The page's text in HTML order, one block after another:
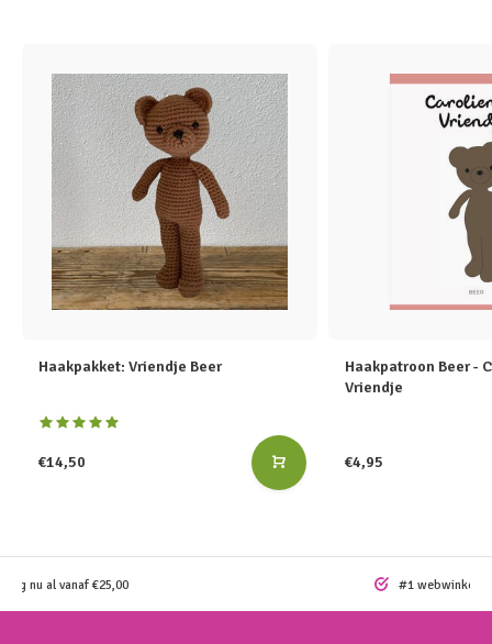
Haakpakket: Vriendje Beer
€14,50
Haakpatroon Beer -
Vriendje
€4,95
nu al vanaf €25,00 #1 webwinkel